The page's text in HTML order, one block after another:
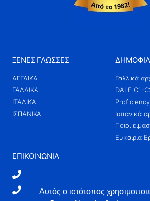
ΞΕΝΕΣ ΓΛΩΣΣΕΣ
ΑΓΓΛΙΚΑ
ΓΑΛΛΙΚΑ
ΙΤΑΛΙΚΑ
ΙΣΠΑΝΙΚΑ
Γαλλικά
DALF C1-
Proficiency
Ισπανικά
Ποιοι
Ευκαιρία
ΕΠΙΚΟΙΝΩΝΊΑ
211 1820105
Αυτός ο ιστότοπος